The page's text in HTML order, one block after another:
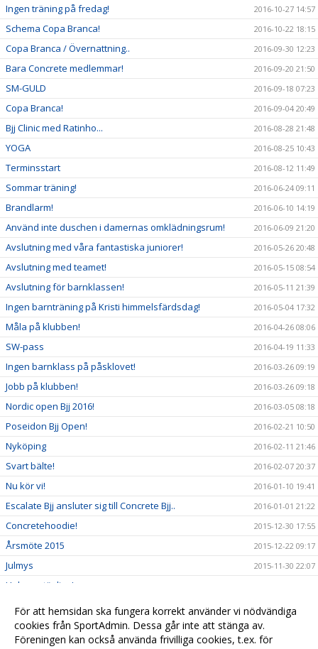
Ingen träning på fredag! 2016-10-27 14:57
Schema Copa Branca! 2016-10-22 18:15
Copa Branca / Övernattning.. 2016-09-30 12:23
Bara Concrete medlemmar! 2016-09-20 21:50
SM-GULD 2016-09-18 07:23
Copa Branca! 2016-09-04 20:49
Bjj Clinic med Ratinho... 2016-08-28 21:48
YOGA 2016-08-25 10:43
Terminsstart 2016-08-12 11:49
Sommar träning! 2016-06-24 09:11
Brandlarm! 2016-06-10 14:19
Använd inte duschen i damernas omklädningsrum! 2016-06-09 21:20
Avslutning med våra fantastiska juniorer! 2016-05-26 20:48
Avslutning med teamet! 2016-05-15 08:54
Avslutning för barnklassen! 2016-05-11 21:39
Ingen barnträning på Kristi himmelsfärdsdag! 2016-05-04 17:32
Måla på klubben! 2016-04-26 08:06
SW-pass 2016-04-19 11:33
Ingen barnklass på påsklovet! 2016-03-26 09:19
Jobb på klubben! 2016-03-26 09:18
Nordic open Bjj 2016! 2016-03-05 08:18
Poseidon Bjj Open! 2016-02-21 10:50
Nyköping 2016-02-11 21:46
Svart bälte! 2016-02-07 20:37
Nu kör vi! 2016-01-10 19:41
Escalate Bjj ansluter sig till Concrete Bjj.. 2016-01-01 21:22
Concretehoodie! 2015-12-30 17:55
Årsmöte 2015 2015-12-22 09:17
Julmys 2015-11-30 22:07
Helgens tävling!
Copa branca 2015-11-07 22:32
Basicpassen på onsdagar.. 2015-11-03 16:50
Välkomna till vår nya hemsida 2015-09-10 17:05
För att hemsidan ska fungera korrekt använder vi nödvändiga
cookies från SportAdmin. Dessa går inte att stänga av.
Föreningen kan också använda frivilliga cookies, t.ex. för